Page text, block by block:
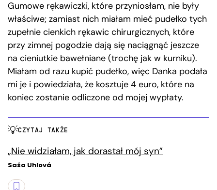
Gumowe rękawiczki, które przyniosłam, nie były
właściwe; zamiast nich miałam mieć pudełko tych
zupełnie cienkich rękawic chirurgicznych, które
przy zimnej pogodzie dają się naciągnąć jeszcze
na cieniutkie bawełniane (trochę jak w kurniku).
Miałam od razu kupić pudełko, więc Danka podała
mi je i powiedziała, że kosztuje 4 euro, które na
koniec zostanie odliczone od mojej wypłaty.
CZYTAJ TAKŻE
„Nie widziałam, jak dorastał mój syn”
Saša Uhlová